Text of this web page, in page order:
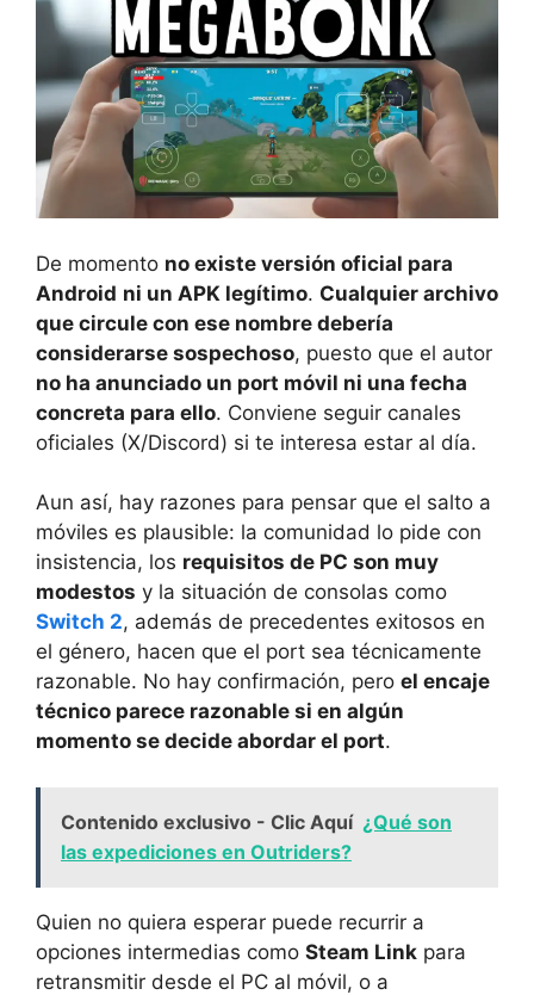
De momento no existe versión oficial para
Android ni un APK legítimo. Cualquier archivo
que circule con ese nombre debería
considerarse sospechoso, puesto que el autor
no ha anunciado un port móvil ni una fecha
concreta para ello. Conviene seguir canales
oficiales (X/Discord) si te interesa estar al día.
Aun así, hay razones para pensar que el salto a
móviles es plausible: la comunidad lo pide con
insistencia, los requisitos de PC son muy
modestos y la situación de consolas como
Switch 2, además de precedentes exitosos en
el género, hacen que el port sea técnicamente
razonable. No hay confirmación, pero el encaje
técnico parece razonable si en algún
momento se decide abordar el port.
Contenido exclusivo - Clic Aquí ¿Qué son
las expediciones en Outriders?
Quien no quiera esperar puede recurrir a
opciones intermedias como Steam Link para
retransmitir desde el PC al móvil, o a